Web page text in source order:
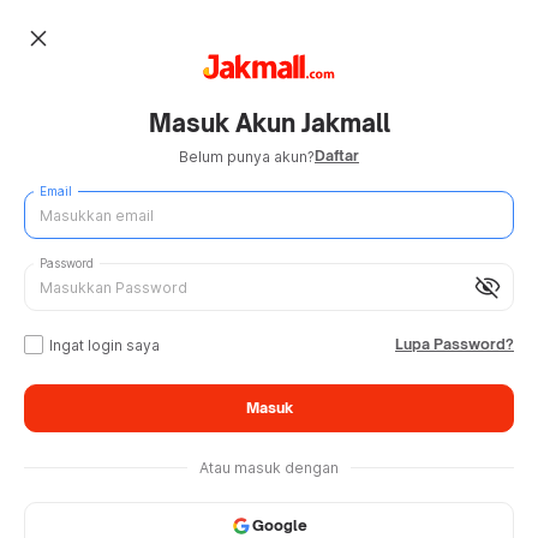
close
Masuk Akun Jakmall
Belum punya akun?Daftar
Email
visibility_off
Password
Ingat login saya Lupa Password?
Masuk
Atau masuk dengan
Google